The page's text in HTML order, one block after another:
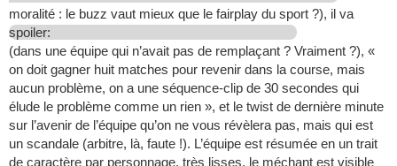
moralité : le buzz vaut mieux que le fairplay du sport ?), il va
spoiler:
(dans une équipe qui n’avait pas de remplaçant ? Vraiment ?), «
on doit gagner huit matches pour revenir dans la course, mais
aucun problème, on a une séquence-clip de 30 secondes qui
élude le problème comme un rien », et le twist de dernière minute
sur l’avenir de l’équipe qu’on ne vous révèlera pas, mais qui est
un scandale (arbitre, là, faute !). L’équipe est résumée en un trait
de caractère par personnage, très lisses, le méchant est visible